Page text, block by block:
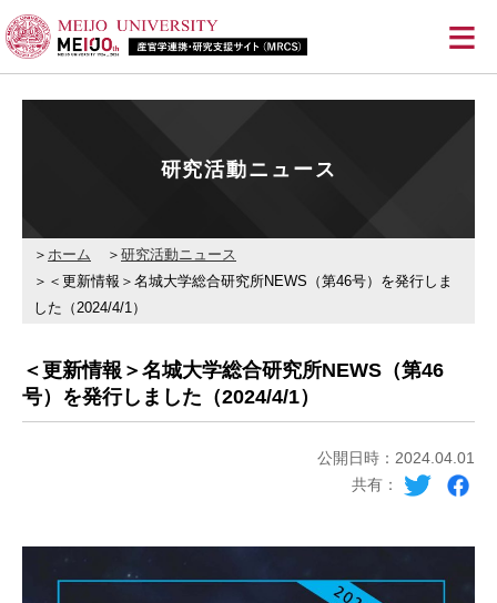
≡
研究活動ニュース
ホーム
研究活動ニュース
＜更新情報＞名城大学総合研究所NEWS（第46号）を発行しま
した（2024/4/1）
＜更新情報＞名城大学総合研究所NEWS（第46
号）を発行しました（2024/4/1）
公開日時：2024.04.01
共有：